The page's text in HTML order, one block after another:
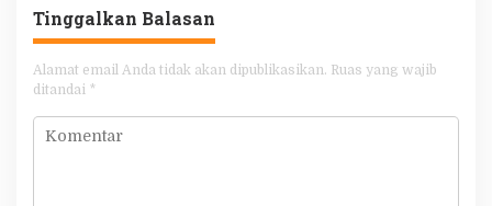
Tinggalkan Balasan
Alamat email Anda tidak akan dipublikasikan. Ruas yang wajib
ditandai *